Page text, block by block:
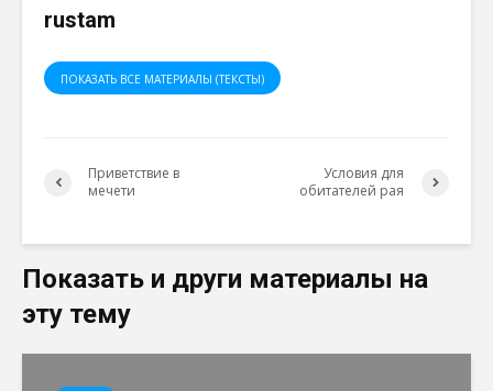
rustam
ПОКАЗАТЬ ВСЕ МАТЕРИАЛЫ (ТЕКСТЫ)
Приветствие в
мечети
Условия для
обитателей рая
Показать и други материалы на
эту тему